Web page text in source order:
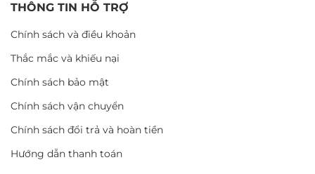
THÔNG TIN HỖ TRỢ
Chính sách và điều khoản
Thắc mắc và khiếu nại
Chính sách bảo mật
Chính sách vận chuyển
Chính sách đổi trả và hoàn tiền
Hướng dẫn thanh toán